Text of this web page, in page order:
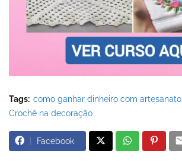
Tags: como ganhar dinheiro com artesanato
Crochê na decoração
Facebook